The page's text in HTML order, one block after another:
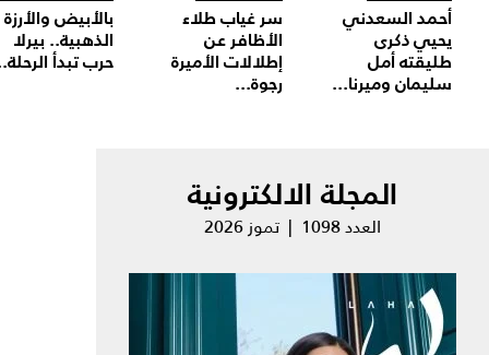
أحمد السعدني
يحيي ذكرى
طليقته أمل
سليمان وميرنا...
سر غياب طلاء
الأظافر عن
إطلالات الأميرة
رجوة...
بالأبيض والأرزة
الذهبية.. بيرلا
حرب تبدأ
المجلة الالكترونية
العدد 1098 | تموز 2026